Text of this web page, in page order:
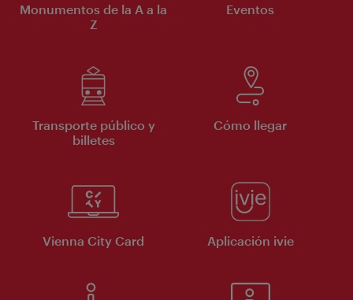
Monumentos de la A a la
Z
Eventos
Transporte público y
billetes
Cómo llegar
Vienna City Card Aplicación ivie